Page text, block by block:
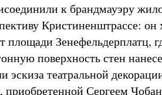
к брандмауэру
Кристиненштрассе:
Зенефельдерплатц,
поверхность стен
эскиза театральной
Сергеем